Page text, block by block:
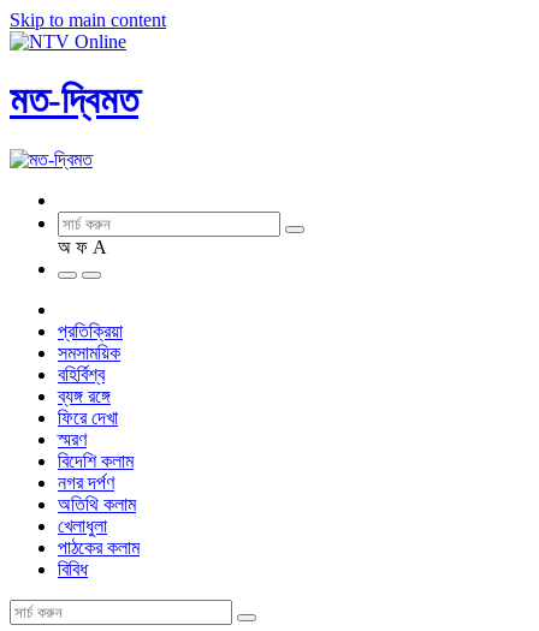
Skip to main content
মত-দ্বিমত
অ ফ A
প্রতিক্রিয়া
সমসাময়িক
বহির্বিশ্ব
ব্যঙ্গ রঙ্গে
ফিরে দেখা
স্মরণ
বিদেশি কলাম
নগর দর্পণ
অতিথি কলাম
খেলাধুলা
পাঠকের কলাম
বিবিধ